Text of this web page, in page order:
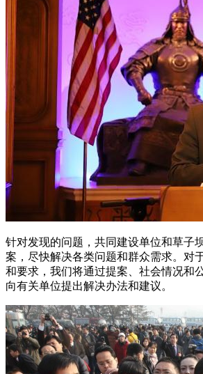
针对发现的问题，共同建设单位和草子
案，尽快解决各类问题和群众需求。对
和要求，我们将通过提案、社会情况和
向有关单位提出解决办法和建议。